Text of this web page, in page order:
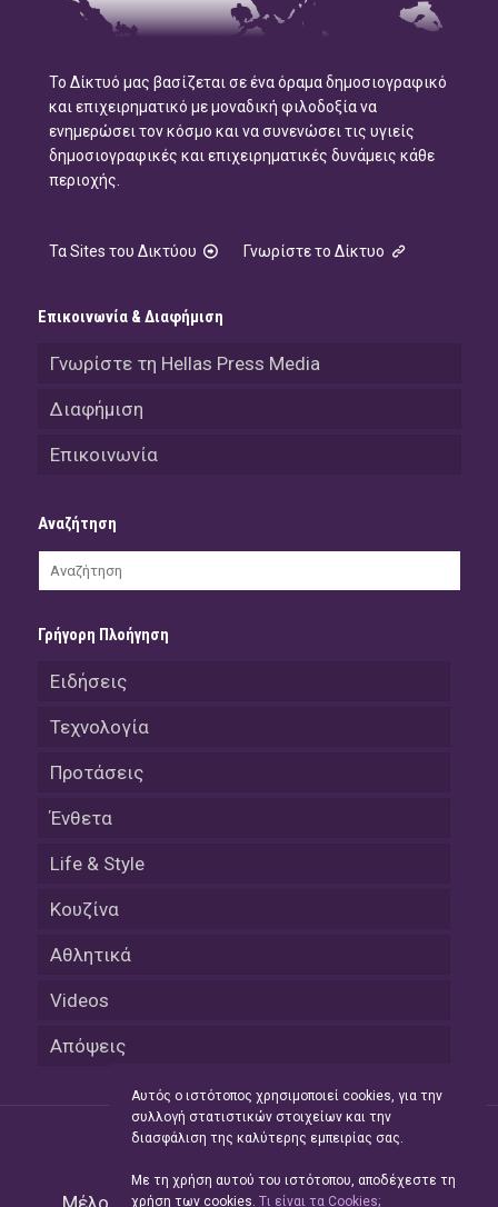
Το Δίκτυό μας βασίζεται σε ένα όραμα δημοσιογραφικό
και επιχειρηματικό με μοναδική φιλοδοξία να
ενημερώσει τον κόσμο και να συνενώσει τις υγιείς
δημοσιογραφικές και επιχειρηματικές δυνάμεις κάθε
περιοχής.
Τα Sites του Δικτύου Γνωρίστε το Δίκτυο
Επικοινωνία & Διαφήμιση
Γνωρίστε τη Hellas Press Media
Διαφήμιση
Επικοινωνία
Αναζήτηση
Γρήγορη Πλοήγηση
Ειδήσεις
Τεχνολογία
Προτάσεις
Ένθετα
Life & Style
Κουζίνα
Αθλητικά
Videos
Απόψεις
Μέλος του Δικτύου τηςHellas Press Media
Αυτός ο ιστότοπος χρησιμοποιεί cookies, για την
συλλογή στατιστικών στοιχείων και την
διασφάλιση της καλύτερης εμπειρίας σας.
Με τη χρήση αυτού του ιστότοπου, αποδέχεστε τη
χρήση των cookies. Tι είναι τα Cookies;